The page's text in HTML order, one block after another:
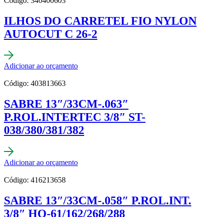
ILHOS DO CARRETEL FIO NYLON
AUTOCUT C 26-2
Adicionar ao orçamento
Código: 403813663
SABRE 13″/33CM-.063″
P.ROL.INTERTEC 3/8″ ST-
038/380/381/382
Adicionar ao orçamento
Código: 416213658
SABRE 13″/33CM-.058″ P.ROL.INT.
3/8″ HQ-61/162/268/288